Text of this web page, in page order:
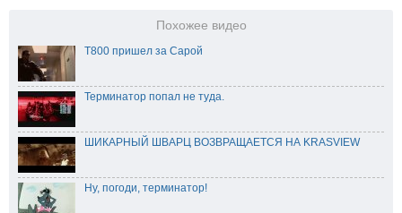
Похожее видео
Т800 пришел за Сарой
Терминатор попал не туда.
ШИКАРНЫЙ ШВАРЦ ВОЗВРАЩАЕТСЯ НА KRASVIEW
Ну, погоди, терминатор!